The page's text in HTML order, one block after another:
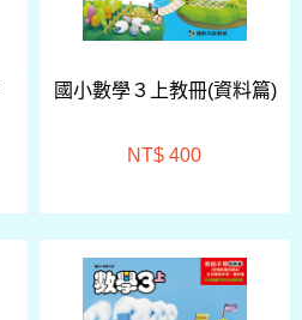
國小數學３上教冊(資料篇)
NT$ 400